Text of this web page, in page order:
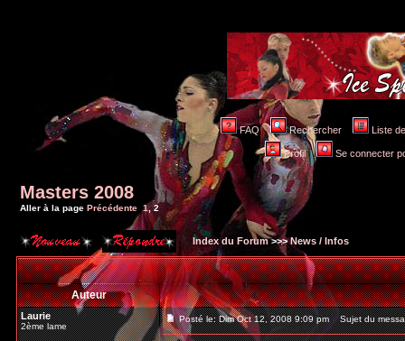
FAQ Rechercher Liste
Profil Se connecter
Masters 2008
Aller à la page Précédente 1,2
Index du Forum>>>News / Infos
Auteur
Laurie
2ème lame
Posté le: Dim Oct 12, 2008 9:09 pm Sujet du